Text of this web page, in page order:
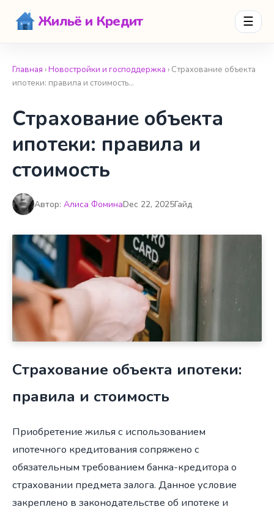
Жильё и Кредит ☰
Главная ›Новостройки и господдержка › Страхование объекта
ипотеки: правила и стоимость…
Страхование объекта
ипотеки: правила и
стоимость
Автор: Алиса ФоминаDec 22, 2025Гайд
Страхование объекта ипотеки:
правила и стоимость
Приобретение жилья с использованием
ипотечного кредитования сопряжено с
обязательным требованием банка-кредитора о
страховании предмета залога. Данное условие
закреплено в законодательстве об ипотеке и